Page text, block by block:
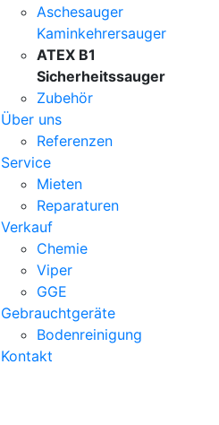
Aschesauger
Kaminkehrersauger
ATEX B1
Sicherheitssauger
Zubehör
Über uns
Referenzen
Service
Mieten
Reparaturen
Verkauf
Chemie
Viper
GGE
Gebrauchtgeräte
Bodenreinigung
Kontakt